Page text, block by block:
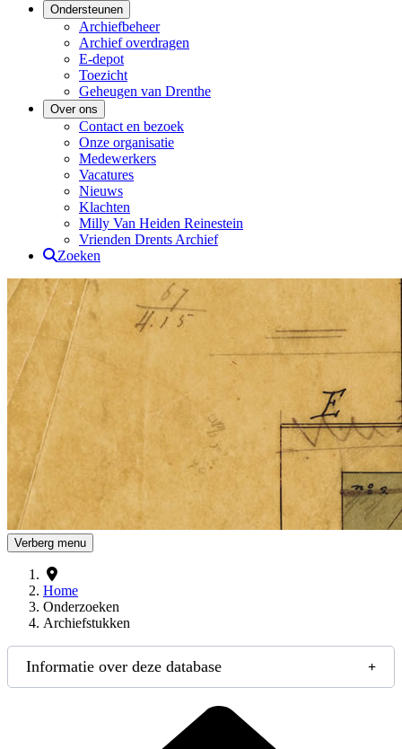
Ondersteunen
Archiefbeheer
Archief overdragen
E-depot
Toezicht
Geheugen van Drenthe
Over ons
Contact en bezoek
Onze organisatie
Medewerkers
Vacatures
Nieuws
Klachten
Milly Van Heiden Reinestein
Vrienden Drents Archief
Zoeken
Drents Archief
Verberg menu
Home
Onderzoeken
Archiefstukken
Informatie over deze database